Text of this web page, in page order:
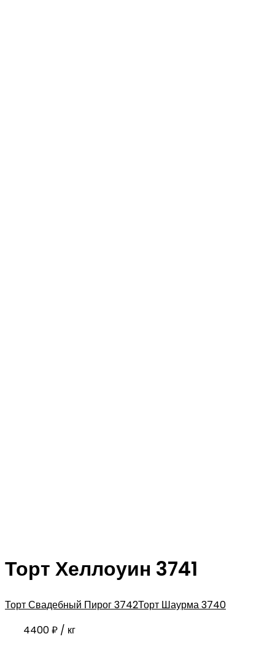
Торт Хеллоуин 3741
Торт Свадебный Пирог 3742Торт Шаурма 3740
4400₽ / кг